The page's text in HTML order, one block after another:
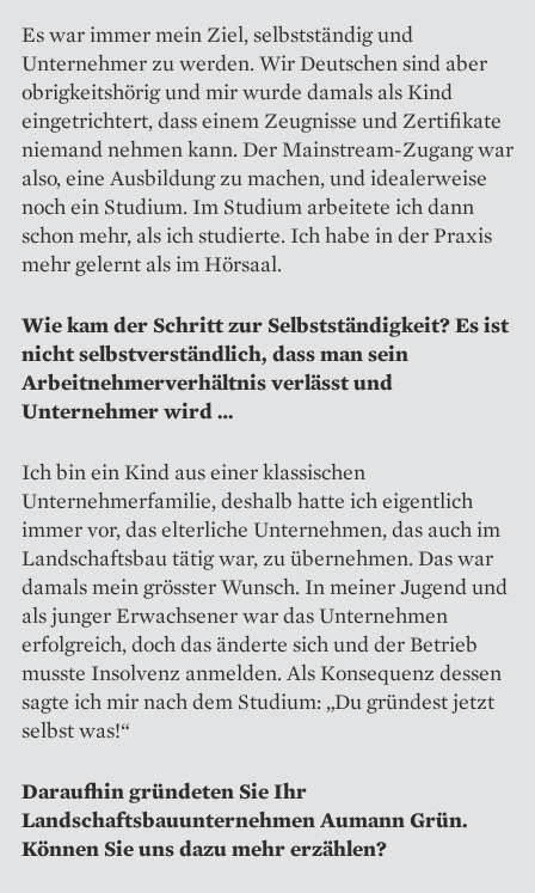
Es war immer mein Ziel, selbstständig und
Unternehmer zu werden. Wir Deutschen sind aber
obrigkeitshörig und mir wurde damals als Kind
eingetrichtert, dass einem Zeugnisse und Zertifikate
niemand nehmen kann. Der Mainstream-Zugang war
also, eine Ausbildung zu machen, und idealerweise
noch ein Studium. Im Studium arbeitete ich dann
schon mehr, als ich studierte. Ich habe in der Praxis
mehr gelernt als im Hörsaal.
Wie kam der Schritt zur Selbstständigkeit? Es ist
nicht selbst­verständlich, dass man sein
Arbeitnehmerverhältnis verlässt und
Unternehmer wird …
Ich bin ein Kind aus einer klassischen
Unternehmerfamilie, deshalb hatte ich eigentlich
immer vor, das elterliche Unternehmen, das auch im
Landschaftsbau tätig war, zu übernehmen. Das war
damals mein grösster Wunsch. In meiner Jugend und
als junger Erwachsener war das Unternehmen
erfolgreich, doch das änderte sich und der Betrieb
musste Insolvenz anmelden. Als Konsequenz dessen
sagte ich mir nach dem Studium: „Du gründest jetzt
selbst was!“
Daraufhin gründeten Sie Ihr
Landschaftsbauunternehmen Aumann Grün.
Können Sie uns dazu mehr erzählen?